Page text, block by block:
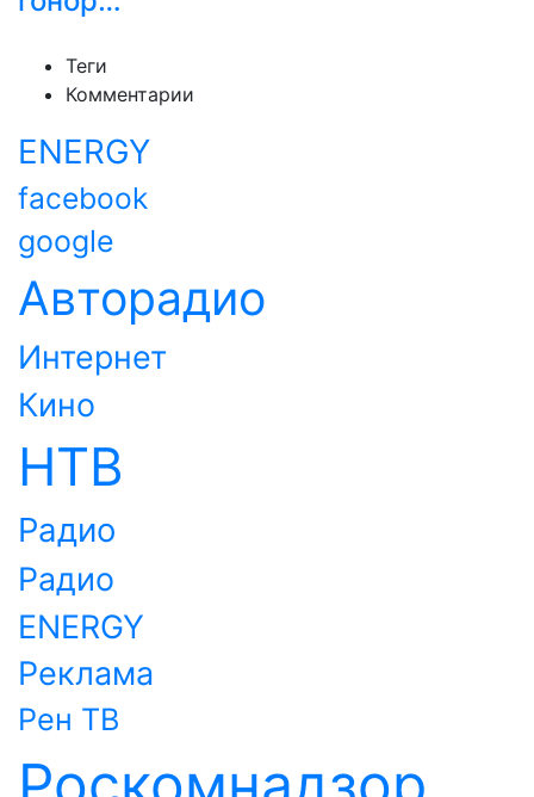
Теги
Комментарии
ENERGY
facebook
google
Авторадио
Интернет
Кино
НТВ
Радио
Радио
ENERGY
Реклама
Рен ТВ